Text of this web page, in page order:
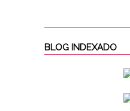
BLOG INDEXADO